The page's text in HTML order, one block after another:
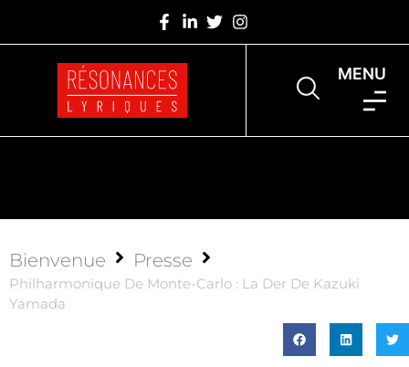
MENU
Bienvenue Presse
Philharmonique De Monte-Carlo : La Der De Kazuki
Yamada